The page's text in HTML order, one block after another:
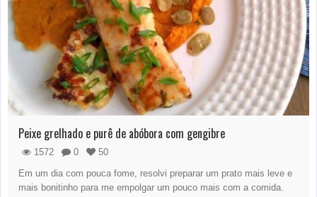
Peixe grelhado e purê de abóbora com gengibre
1572 0
50
Em um dia com pouca fome, resolvi preparar um prato mais leve e
mais bonitinho para me empolgar um pouco mais com a comida.